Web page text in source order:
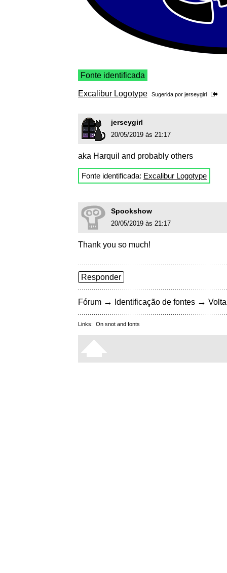
Fonte identificada
Excalibur Logotype Sugerida por jerseygirl
jerseygirl
20/05/2019 às 21:17
aka Harquil and probably others
Fonte identificada: Excalibur Logotype
Spookshow
20/05/2019 às 21:17
Thank you so much!
Responder
Fórum → Identificação de fontes →
Links: On snot and fonts